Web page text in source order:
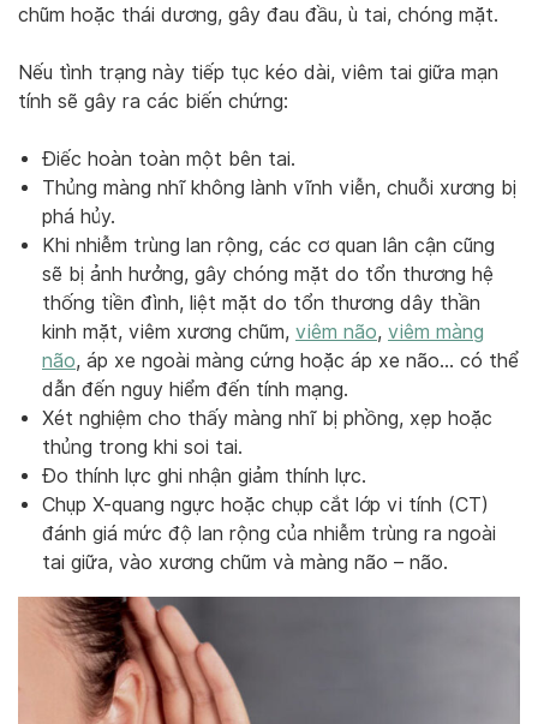
chũm hoặc thái dương, gây đau đầu, ù tai, chóng mặt.
Nếu tình trạng này tiếp tục kéo dài, viêm tai giữa mạn
tính sẽ gây ra các biến chứng:
Điếc hoàn toàn một bên tai.
Thủng màng nhĩ không lành vĩnh viễn, chuỗi xương bị
phá hủy.
Khi nhiễm trùng lan rộng, các cơ quan lân cận cũng
sẽ bị ảnh hưởng, gây chóng mặt do tổn thương hệ
thống tiền đình, liệt mặt do tổn thương dây thần
kinh mặt, viêm xương chũm, viêm não, viêm màng
não, áp xe ngoài màng cứng hoặc áp xe não… có thể
dẫn đến nguy hiểm đến tính mạng.
Xét nghiệm cho thấy màng nhĩ bị phồng, xẹp hoặc
thủng trong khi soi tai.
Đo thính lực ghi nhận giảm thính lực.
Chụp X-quang ngực hoặc chụp cắt lớp vi tính (CT)
đánh giá mức độ lan rộng của nhiễm trùng ra ngoài
tai giữa, vào xương chũm và màng não – não.